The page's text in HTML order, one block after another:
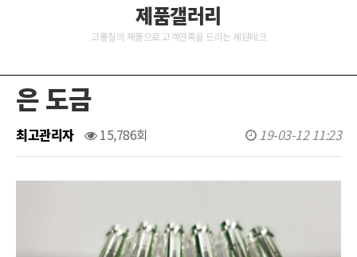
제품갤러리
고품질의 제품으로 고객만족을 드리는 세원테크
은 도금
최고관리자 15,786회 19-03-12 11:23